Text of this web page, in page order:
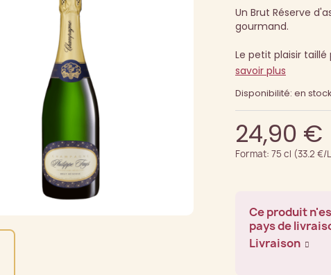
Un Brut Réserve
gourmand.
Le petit plaisir
savoir plus
Disponibilité: en stock
24,90 €
Format: 75 cl (33.2 €/
Ce produit
pays de
Livraison